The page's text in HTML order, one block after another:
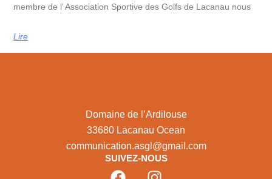
membre de l’ Association Sportive des Golfs de Lacanau nous
Lire
Domaine de l’Ardilouse
33680 Lacanau Ocean
communication.asgl@gmail.com
SUIVEZ-NOUS